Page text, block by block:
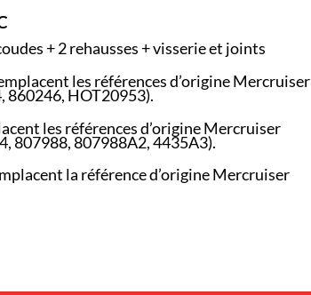
+ 2 rehausses + visserie et joints
les références d’origine Mercruiser
860246, HOT20953).
les références d’origine Mercruiser
807988, 807988A2, 4435A3).
la référence d’origine Mercruiser